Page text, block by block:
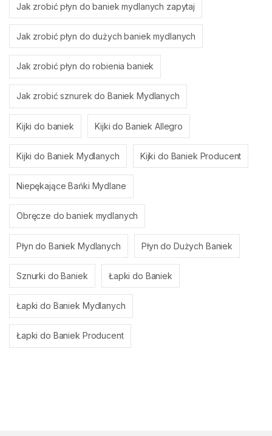
Jak zrobić płyn do baniek mydlanych zapytaj
Jak zrobić płyn do dużych baniek mydlanych
Jak zrobić płyn do robienia baniek
Jak zrobić sznurek do Baniek Mydlanych
Kijki do baniek Kijki do Baniek Allegro
Kijki do Baniek Mydlanych Kijki do Baniek Producent
Niepękające Bańki Mydlane
Obręcze do baniek mydlanych
Płyn do Baniek Mydlanych Płyn do Dużych Baniek
Sznurki do Baniek Łapki do Baniek
Łapki do Baniek Mydlanych
Łapki do Baniek Producent